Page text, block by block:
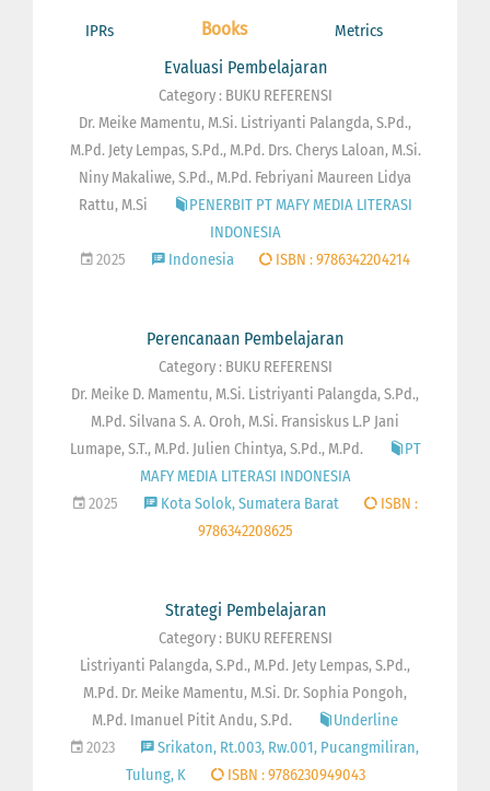
IPRs Books Metrics
Evaluasi Pembelajaran
Category : BUKU REFERENSI
Dr. Meike Mamentu, M.Si. Listriyanti Palangda, S.Pd.,
M.Pd. Jety Lempas, S.Pd., M.Pd. Drs. Cherys Laloan, M.Si.
Niny Makaliwe, S.Pd., M.Pd. Febriyani Maureen Lidya
Rattu, M.Si
PENERBIT PT MAFY MEDIA LITERASI
INDONESIA
2025
Indonesia ISBN : 9786342204214
Perencanaan Pembelajaran
Category : BUKU REFERENSI
Dr. Meike D. Mamentu, M.Si. Listriyanti Palangda, S.Pd.,
M.Pd. Silvana S. A. Oroh, M.Si. Fransiskus L.P Jani
Lumape, S.T., M.Pd. Julien Chintya, S.Pd., M.Pd.
PT
MAFY MEDIA LITERASI INDONESIA
2025
Kota Solok, Sumatera Barat
ISBN :
9786342208625
Strategi Pembelajaran
Category : BUKU REFERENSI
Listriyanti Palangda, S.Pd., M.Pd. Jety Lempas, S.Pd.,
M.Pd. Dr. Meike Mamentu, M.Si. Dr. Sophia Pongoh,
M.Pd. Imanuel Pitit Andu, S.Pd.
Underline
2023
Srikaton, Rt.003, Rw.001, Pucangmiliran,
Tulung, K
ISBN : 9786230949043